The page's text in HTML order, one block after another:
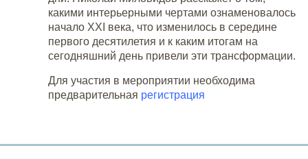
какими интерьерными чертами ознаменовалось
начало XXI века, что изменилось в середине
первого десятилетия и к каким итогам на
сегодняшний день привели эти трансформации.
Для участия в мероприятии необходима
предварительная регистрация